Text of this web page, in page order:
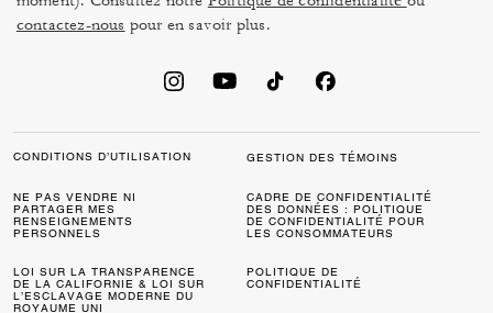
contactez-nous pour en savoir plus.
CONDITIONS D’UTILISATION GESTION DES TÉMOINS
NE PAS VENDRE NI
PARTAGER MES
RENSEIGNEMENTS
PERSONNELS
CADRE DE CONFIDENTIALITÉ
DES DONNÉES : POLITIQUE
DE CONFIDENTIALITÉ POUR
LES CONSOMMATEURS
LOI SUR LA TRANSPARENCE
DE LA CALIFORNIE & LOI SUR
L’ESCLAVAGE MODERNE DU
ROYAUME UNI
POLITIQUE DE
CONFIDENTIALITÉ